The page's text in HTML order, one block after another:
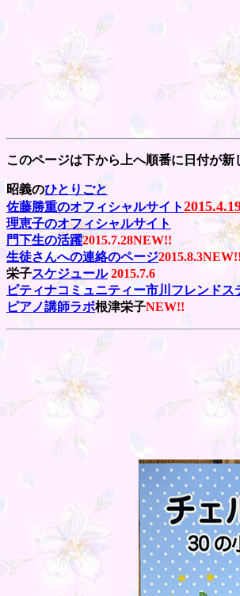
このページは下から上へ順番に日付が新
昭義のひとりごと
佐藤勝重のオフィシャルサイト
理恵子のオフィシャルサイト
門下生の活躍2015.7.28NEW!!
生徒さんへの連絡のページ2015.8.3NEW!!
栄子スケジュール 2015.7.6
ピティナコミュニティー市川フレンドス
ピアノ講師ラボ根津栄子NEW!!